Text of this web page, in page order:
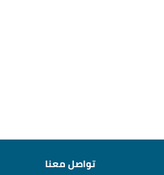
تواصل معنا